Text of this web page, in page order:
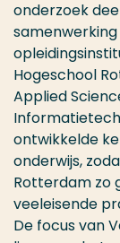
onderzoek
Hogeschool
Applied
ontwikkelde
onderwijs,
Rotterdam zo
veeleisende
De focus van